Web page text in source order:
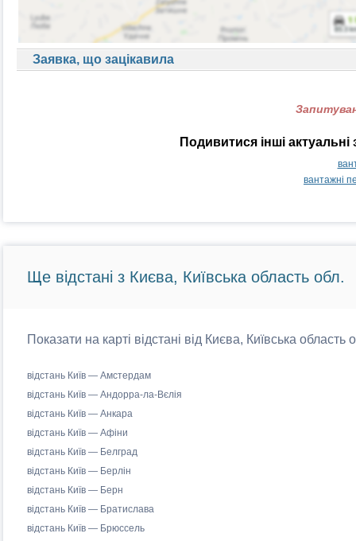
Заявка, що зацікавила
Подивитися інші
вантажні
Ще відстані з Києва, Київська область обл.
Показати на карті відстані від Києва, Київська
відстань Київ — Амстердам
відстань Київ — Андорра-ла-Вєлія
відстань Київ — Анкара
відстань Київ — Афіни
відстань Київ — Белград
відстань Київ — Берлін
відстань Київ — Берн
відстань Київ — Братислава
відстань Київ — Брюссель